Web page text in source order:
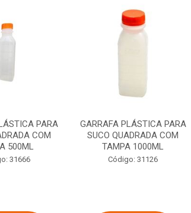
PARA
COM
500ML
31666
GARRAFA PLÁSTICA PARA
SUCO QUADRADA COM
TAMPA 1000ML
Código: 31126